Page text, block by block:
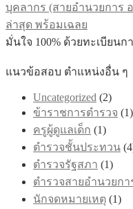
บุคลากร (สายอำนวยการ
ล่าสุด พร้อมเฉลย
มั่นใจ 100% ด้วยทะเบียน
แนวข้อสอบ ตำแหน่งอื่น ๆ
Uncategorized (2)
ข้าราชการตำรวจ (1)
ครูผู้ดูแลเด็ก (1)
ตำรวจชั้นประทวน
ตำรวจรัฐสภา (1)
ตำรวจสายอำนวยกา
นักจดหมายเหตุ (1)